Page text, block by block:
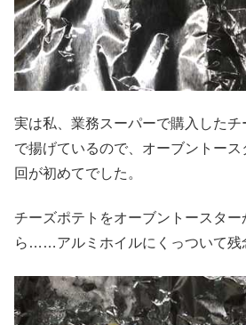
実は私、業務スーパーで購入した
で揚げているので、オーブントー
回が初めてでした。
チーズポテトをオーブントースタ
ら……アルミホイルにくっついて残